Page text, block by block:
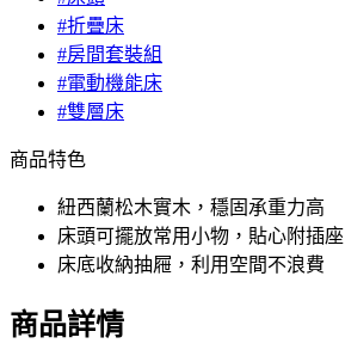
#折疊床
#房間套裝組
#電動機能床
#雙層床
商品特色
紐西蘭松木實木，穩固承重力高
床頭可擺放常用小物，貼心附插座
床底收納抽屜，利用空間不浪費
商品詳情